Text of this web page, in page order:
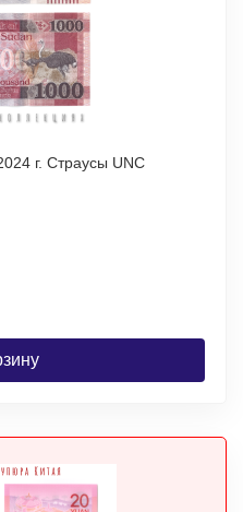
г. Страусы UNC